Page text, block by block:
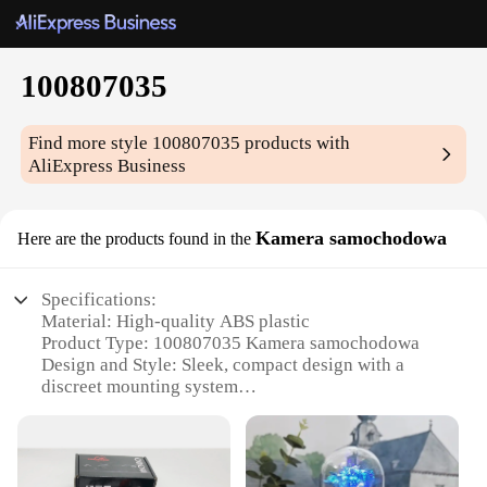
100807035
Find more style 100807035 products with
AliExpress Business
Here are the products found in the Kamera samochodowa
Specifications:
Material: High-quality ABS plastic
Product Type: 100807035 Kamera samochodowa
Design and Style: Sleek, compact design with a
discreet mounting system
resolution footage while driving
Performance and Property: Enhanced night vision
with a wide-angle lens